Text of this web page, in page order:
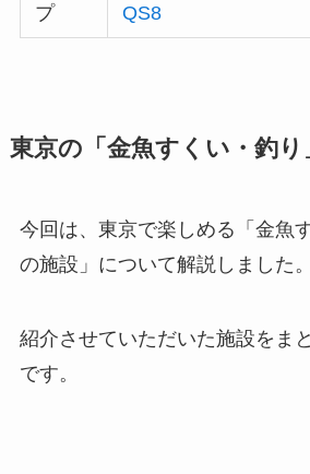
プ
QS8
東京の「金魚すくい・釣り
今回は、東京で楽しめる「金魚
の施設」について解説しました。
紹介させていただいた施設をま
です。